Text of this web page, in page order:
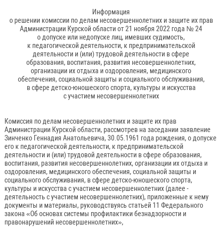
Информация
о решении комиссии по делам несовершеннолетних и защите их прав
Администрации Курской области от 21 ноября 2022 года № 24
о допуске или недопуске лиц, имевших судимость,
к педагогической деятельности, к предпринимательской
деятельности и (или) трудовой деятельности в сфере
образования, воспитания, развития несовершеннолетних,
организации их отдыха и оздоровления, медицинского
обеспечения, социальной защиты и социального обслуживания,
в сфере детско-юношеского спорта, культуры и искусства
с участием несовершеннолетних
Комиссия по делам несовершеннолетних и защите их прав
Администрации Курской области, рассмотрев на заседании заявление
Зинченко Геннадия Анатольевича, 30.05.1961 года рождения, о допуске
его к педагогической деятельности, к предпринимательской
деятельности и (или) трудовой деятельности в сфере образования,
воспитания, развития несовершеннолетних, организации их отдыха и
оздоровления, медицинского обеспечения, социальной защиты и
социального обслуживания, в сфере детско-юношеского спорта,
культуры и искусства с участием несовершеннолетних (далее -
деятельность с участием несовершеннолетних), приложенные к нему
документы и материалы, руководствуясь статьей 11 Федерального
закона «Об основах системы профилактики безнадзорности и
правонарушений несовершеннолетних»,